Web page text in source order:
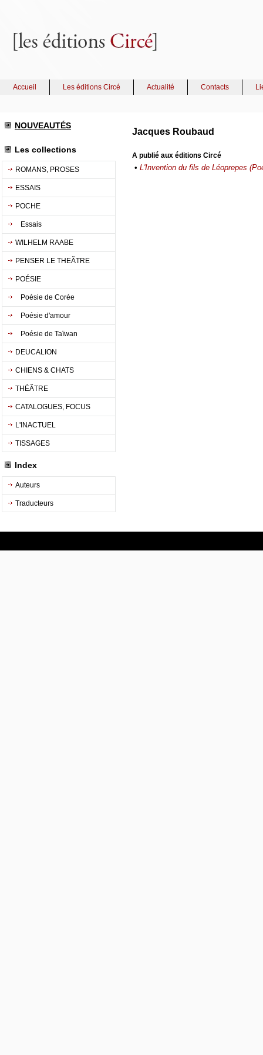
Accueil Les éditions Circé Actualité Contacts
NOUVEAUTÉS
Les collections
ROMANS, PROSES
ESSAIS
POCHE
Essais
WILHELM RAABE
PENSER LE THEÃTRE
POÉSIE
Poésie de Corée
Poésie d'amour
Poésie de Taïwan
DEUCALION
CHIENS & CHATS
THÉÃTRE
CATALOGUES, FOCUS
L'INACTUEL
TISSAGES
Index
Auteurs
Traducteurs
Jacques Roubaud
A publié aux éditions Circé
• L'Invention du fils de Léoprepes